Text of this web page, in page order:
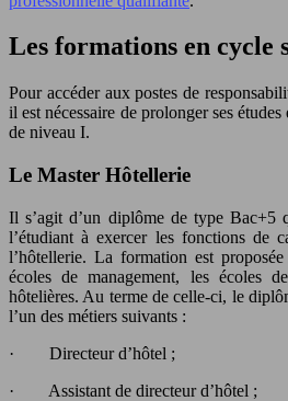
Les formations en cycle
Pour accéder aux postes de
il est nécessaire de prolonger ses
de niveau I.
Le Master Hôtellerie
Il s’agit d’un diplôme de type Bac+5
l’étudiant à exercer les fonctions de
l’hôtellerie. La formation est
écoles de management, les écoles
hôtelières. Au terme de celle-ci, le
l’un des métiers suivants :
· Directeur d’hôtel ;
· Assistant de directeur d’hôtel ;